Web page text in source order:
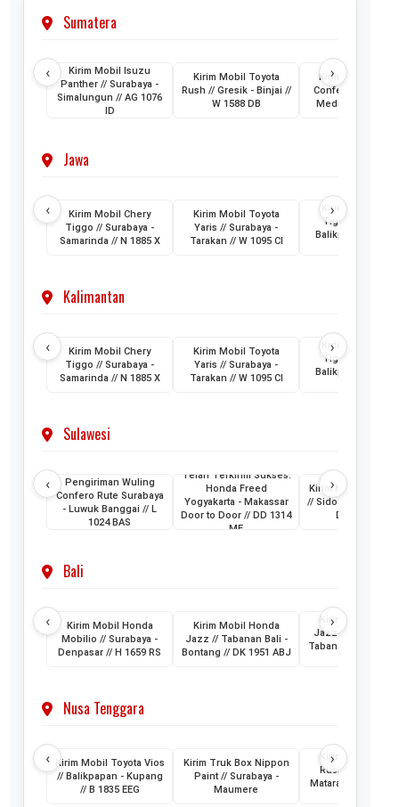
Sumatera
‹
Kirim Mobil Isuzu
Panther // Surabaya -
Simalungun // AG 1076
ID
Kirim Mobil Toyota
Rush // Gresik - Binjai //
W 1588 DB
Kirim Mobil
Confero //
Medan // L 1202
›
Jawa
‹
Kirim Mobil Chery
Tiggo // Surabaya -
Samarinda // N 1885 X
Kirim Mobil Toyota
Yaris // Surabaya -
Tarakan // W 1095 CI
Kirim Mobil
Tiggo // Jakarta
Balikpapan // D
›
Kalimantan
‹
Kirim Mobil Chery
Tiggo // Surabaya -
Samarinda // N 1885 X
Kirim Mobil Toyota
Yaris // Surabaya -
Tarakan // W 1095 CI
Kirim Mobil
Tiggo // Jakarta
Balikpapan // D
›
Sulawesi
‹
Pengiriman Wuling
Confero Rute Surabaya
- Luwuk Banggai // L
1024 BAS
Telah Terkirim Sukses:
Honda Freed
Yogyakarta - Makassar
Door to Door // DD 1314
ME
Kirim Mobil Honda
// Sidoarjo -
DH 1024 KB
›
Bali
‹
Kirim Mobil Honda
Mobilio // Surabaya -
Denpasar // H 1659 RS
Kirim Mobil Honda
Jazz // Tabanan Bali -
Bontang // DK 1951 ABJ
Kirim Mobil
Jazz //
Tabanan Bali // DK
›
Nusa Tenggara
‹
Kirim Mobil Toyota Vios
// Balikpapan - Kupang
// B 1835 EEG
Kirim Truk Box Nippon
Paint // Surabaya -
Maumere
Kirim Mobil
Rush //
Mataram Lombok
›